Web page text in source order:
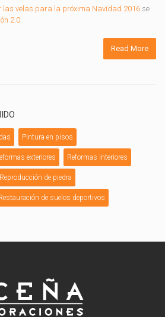
las velas para la próxima Navidad 2016 se
2.0.
Read More
Pintura en pisos
exteriores Reformas interiores
Reproducción de piedra
de suelos deportivos